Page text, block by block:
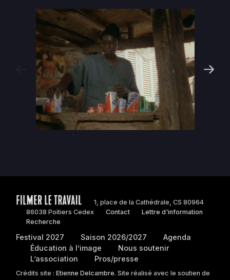
Previous Next
1, place de la Cathédrale, CS 80964
86038 Poitiers Cedex
Contact
Lettre d'information
Recherche
Festival 2027 Saison 2026/2027
Agenda
Éducation à l’image
Nous soutenir
L’association
Pros/presse
Crédits site :Etienne Delcambre. Site réalisé avec le soutien de